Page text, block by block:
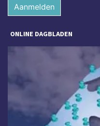
Aanmelden
ONLINE DAGBLADEN